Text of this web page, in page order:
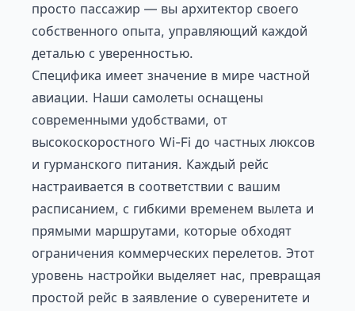
просто пассажир — вы архитектор своего
собственного опыта, управляющий каждой
деталью с уверенностью.
Специфика имеет значение в мире частной
авиации. Наши самолеты оснащены
современными удобствами, от
высокоскоростного Wi-Fi до частных люксов
и гурманского питания. Каждый рейс
настраивается в соответствии с вашим
расписанием, с гибкими временем вылета и
прямыми маршрутами, которые обходят
ограничения коммерческих перелетов. Этот
уровень настройки выделяет нас, превращая
простой рейс в заявление о суверенитете и